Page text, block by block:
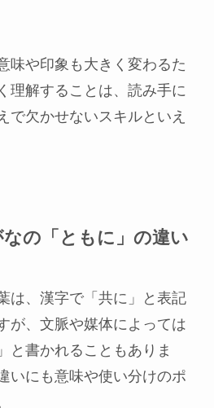
味や印象も大きく変わるた
理解することは、読み手に
で欠かせないスキルといえ
なの「ともに」の違い
は、漢字で「共に」と表記
が、文脈や媒体によっては
と書かれることもありま
いにも意味や使い分けのポ